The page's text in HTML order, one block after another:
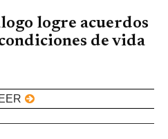
logre acuerdos
de vida